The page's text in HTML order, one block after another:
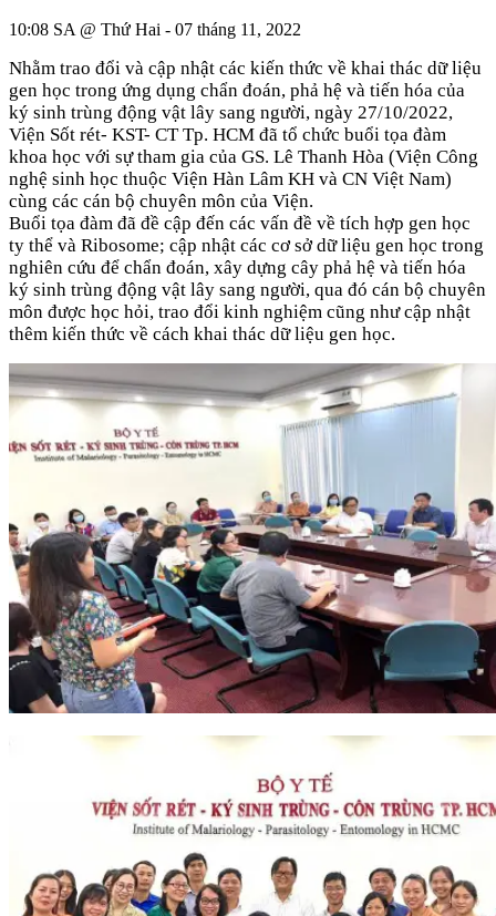
10:08 SA @ Thứ Hai - 07 tháng 11, 2022
Nhằm trao đổi và cập nhật các kiến thức về khai thác dữ liệu
gen học trong ứng dụng chẩn đoán, phả hệ và tiến hóa của
ký sinh trùng động vật lây sang người, ngày 27/10/2022,
Viện Sốt rét- KST- CT Tp. HCM đã tổ chức buổi tọa đàm
khoa học với sự tham gia của GS. Lê Thanh Hòa (Viện Công
nghệ sinh học thuộc Viện Hàn Lâm KH và CN Việt Nam)
cùng các cán bộ chuyên môn của Viện.
Buổi tọa đàm đã đề cập đến các vấn đề về tích hợp gen học
ty thể và Ribosome; cập nhật các cơ sở dữ liệu gen học trong
nghiên cứu để chẩn đoán, xây dựng cây phả hệ và tiến hóa
ký sinh trùng động vật lây sang người, qua đó cán bộ chuyên
môn được học hỏi, trao đổi kinh nghiệm cũng như cập nhật
thêm kiến thức về cách khai thác dữ liệu gen học.